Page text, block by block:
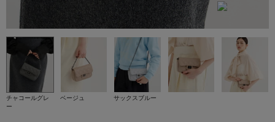
チャコールグレ
ー
ベージュ サックスブルー